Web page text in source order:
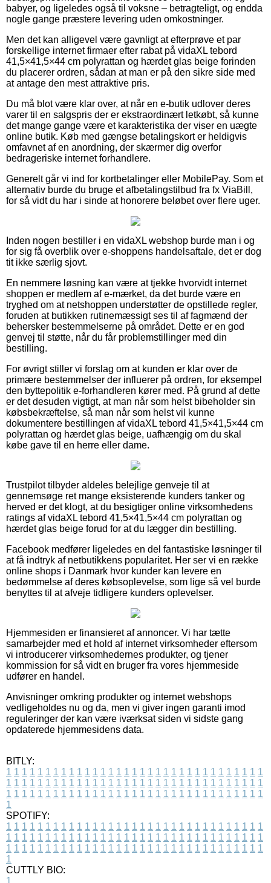
babyer, og ligeledes også til voksne – betragteligt, og endda
nogle gange præstere levering uden omkostninger.
Men det kan alligevel være gavnligt at efterprøve et par
forskellige internet firmaer efter rabat på vidaXL tebord
41,5×41,5×44 cm polyrattan og hærdet glas beige forinden
du placerer ordren, sådan at man er på den sikre side med
at antage den mest attraktive pris.
Du må blot være klar over, at når en e-butik udlover deres
varer til en salgspris der er ekstraordinært letkøbt, så kunne
det mange gange være et karakteristika der viser en uægte
online butik. Køb med gængse betalingskort er heldigvis
omfavnet af en anordning, der skærmer dig overfor
bedrageriske internet forhandlere.
Generelt går vi ind for kortbetalinger eller MobilePay. Som et
alternativ burde du bruge et afbetalingstilbud fra fx ViaBill,
for så vidt du har i sinde at honorere beløbet over flere uger.
Inden nogen bestiller i en vidaXL webshop burde man i og
for sig få overblik over e-shoppens handelsaftale, det er dog
tit ikke særlig sjovt.
En nemmere løsning kan være at tjekke hvorvidt internet
shoppen er medlem af e-mærket, da det burde være en
tryghed om at netshoppen understøtter de opstillede regler,
foruden at butikken rutinemæssigt ses til af fagmænd der
behersker bestemmelserne på området. Dette er en god
genvej til støtte, når du får problemstillinger med din
bestilling.
For øvrigt stiller vi forslag om at kunden er klar over de
primære bestemmelser der influerer på ordren, for eksempel
den byttepolitik e-forhandleren kører med. På grund af dette
er det desuden vigtigt, at man når som helst bibeholder sin
købsbekræftelse, så man når som helst vil kunne
dokumentere bestillingen af vidaXL tebord 41,5×41,5×44 cm
polyrattan og hærdet glas beige, uafhængig om du skal
købe gave til en herre eller dame.
Trustpilot tilbyder aldeles belejlige genveje til at
gennemsøge ret mange eksisterende kunders tanker og
herved er det klogt, at du besigtiger online virksomhedens
ratings af vidaXL tebord 41,5×41,5×44 cm polyrattan og
hærdet glas beige forud for at du lægger din bestilling.
Facebook medfører ligeledes en del fantastiske løsninger til
at få indtryk af netbutikkens popularitet. Her ser vi en række
online shops i Danmark hvor kunder kan levere en
bedømmelse af deres købsoplevelse, som lige så vel burde
benyttes til at afveje tidligere kunders oplevelser.
Hjemmesiden er finansieret af annoncer. Vi har tætte
samarbejder med et hold af internet virksomheder eftersom
vi introducerer virksomhedernes produkter, og tjener
kommission for så vidt en bruger fra vores hjemmeside
udfører en handel.
Anvisninger omkring produkter og internet webshops
vedligeholdes nu og da, men vi giver ingen garanti imod
reguleringer der kan være iværksat siden vi sidste gang
opdaterede hjemmesidens data.
BITLY:
1 1 1 1 1 1 1 1 1 1 1 1 1 1 1 1 1 1 1 1 1 1 1 1 1 1 1 1 1 1 1 1 1
1 1 1 1 1 1 1 1 1 1 1 1 1 1 1 1 1 1 1 1 1 1 1 1 1 1 1 1 1 1 1 1 1
1 1 1 1 1 1 1 1 1 1 1 1 1 1 1 1 1 1 1 1 1 1 1 1 1 1 1 1 1 1 1 1 1
1
SPOTIFY:
1 1 1 1 1 1 1 1 1 1 1 1 1 1 1 1 1 1 1 1 1 1 1 1 1 1 1 1 1 1 1 1 1
1 1 1 1 1 1 1 1 1 1 1 1 1 1 1 1 1 1 1 1 1 1 1 1 1 1 1 1 1 1 1 1 1
1 1 1 1 1 1 1 1 1 1 1 1 1 1 1 1 1 1 1 1 1 1 1 1 1 1 1 1 1 1 1 1 1
1
CUTTLY BIO:
1